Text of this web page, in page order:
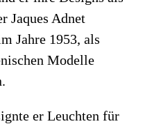
Jaques Adnet
Jahre 1953, als
Modelle
er Leuchten für